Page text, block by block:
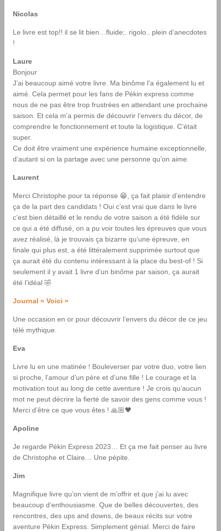
Nicolas
Le livre est top!! il se lit bien…fluide;. rigolo.. plein d’anecdotes
!
Laure
Bonjour
J’ai beaucoup aimé votre livre. Ma binôme l’a également lu et
aimé. Cela permet pour les fans de Pékin express comme
nous de ne pas être trop frustrées en attendant une prochaine
saison. Et cela m’a permis de découvrir l’envers du décor, de
comprendre le fonctionnement et toute la logistique. C’était
super.
Ce doit être vraiment une expérience humaine exceptionnelle,
d’autant si on la partage avec une personne qu’on aime.
Laurent
Merci Christophe pour ta réponse 😁, ça fait plaisir d’entendre
ça de la part des candidats ! Oui c’est vrai que dans le livre
c’est bien détaillé et le rendu de votre saison a été fidèle sur
ce qui a été diffusé, on a pu voir toutes les épreuves que vous
avez réalisé, là je trouvais ça bizarre qu’une épreuve, en
finale qui plus est, a été littéralement supprimée surtout que
ça aurait été du contenu intéressant à la place du best-of ! Si
seulement il y avait 1 livre d’un binôme par saison, ça aurait
été l’idéal 🤣
Journal « Voici »
Une occasion en or pour découvrir l’envers du décor de ce jeu
télé mythique.
Eva
Livre lu en une matinée ! Bouleverser par votre duo, votre lien
si proche, l’amour d’un père et d’une fille ! Le courage et la
motivation tout au long de cette aventure ! Je crois qu’aucun
mot ne peut décrire la fierté de savoir des gens comme vous !
Merci d’être ce que vous êtes ! 🙏🏼🖤
Apoline
Je regarde Pékin Express 2023… Et ça me fait penser au livre
de Christophe et Claire… Une pépite.
Jim
Magnifique livre qu’on vient de m’offrir et que j’ai lu avec
beaucoup d’enthousiasme. Que de belles découvertes, des
rencontres, des ups and downs, de beaux récits sur votre
aventure Pékin Express. Simplement génial. Merci de faire